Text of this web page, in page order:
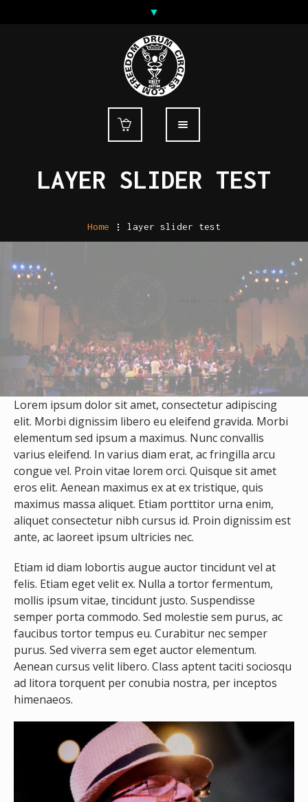
LAYER SLIDER TEST
Home . layer slider test
Lorem ipsum dolor sit amet, consectetur adipiscing
elit. Morbi dignissim libero eu eleifend gravida. Morbi
elementum sed ipsum a maximus. Nunc convallis
varius eleifend. In varius diam erat, ac fringilla arcu
congue vel. Proin vitae lorem orci. Quisque sit amet
eros elit. Aenean maximus ex at ex tristique, quis
maximus massa aliquet. Etiam porttitor urna enim,
aliquet consectetur nibh cursus id. Proin dignissim est
ante, ac laoreet ipsum ultricies nec.
Etiam id diam lobortis augue auctor tincidunt vel at
felis. Etiam eget velit ex. Nulla a tortor fermentum,
mollis ipsum vitae, tincidunt justo. Suspendisse
semper porta commodo. Sed molestie sem purus, ac
faucibus tortor tempus eu. Curabitur nec semper
purus. Sed viverra sem eget auctor elementum.
Aenean cursus velit libero. Class aptent taciti sociosqu
ad litora torquent per conubia nostra, per inceptos
himenaeos.